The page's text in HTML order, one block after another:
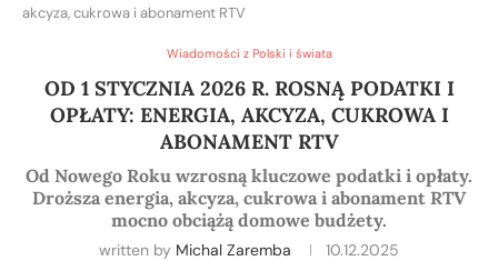
akcyza, cukrowa i abonament RTV
Wiadomości z Polski i świata
OD 1 STYCZNIA 2026 R. ROSNĄ PODATKI I
OPŁATY: ENERGIA, AKCYZA, CUKROWA I
ABONAMENT RTV
Od Nowego Roku wzrosną kluczowe podatki i opłaty.
Droższa energia, akcyza, cukrowa i abonament RTV
mocno obciążą domowe budżety.
written by Michal Zaremba 10.12.2025